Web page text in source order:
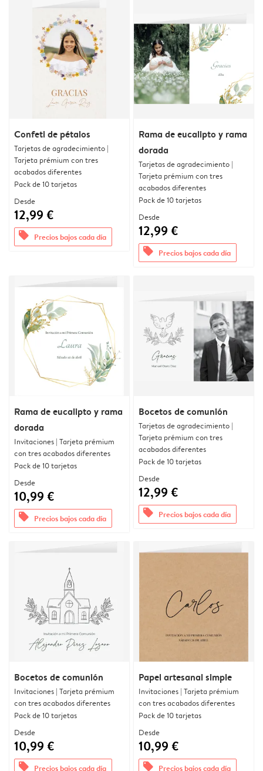
Confeti de pétalos
Tarjetas de agradecimiento |
Tarjeta prémium con tres
acabados diferentes
Pack de 10 tarjetas
Desde
12,99 €
offers Precios bajos cada día
Rama de eucalipto y rama
dorada
Tarjetas de agradecimiento |
Tarjeta prémium con tres
acabados diferentes
Pack de 10 tarjetas
Desde
12,99 €
offers Precios bajos cada día
Rama de eucalipto y rama
dorada
Invitaciones | Tarjeta prémium
con tres acabados diferentes
Pack de 10 tarjetas
Desde
10,99 €
offers Precios bajos cada día
Bocetos de comunión
Tarjetas de agradecimiento |
Tarjeta prémium con tres
acabados diferentes
Pack de 10 tarjetas
Desde
12,99 €
offers Precios bajos cada día
Bocetos de comunión
Invitaciones | Tarjeta prémium
con tres acabados diferentes
Pack de 10 tarjetas
Desde
10,99 €
offers Precios bajos cada día
Papel artesanal simple
Invitaciones | Tarjeta prémium
con tres acabados diferentes
Pack de 10 tarjetas
Desde
10,99 €
offers Precios bajos cada día